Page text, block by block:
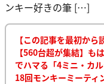
ンキー好きの筆 […]
【この記事を最初から
【560台超が集結】も
でハマる「4ミニ・カ
18回モンキーミーティ